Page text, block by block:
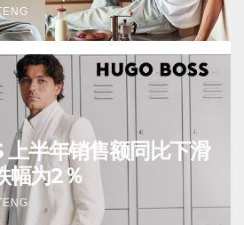
上半年销售额同比下滑
幅为2％